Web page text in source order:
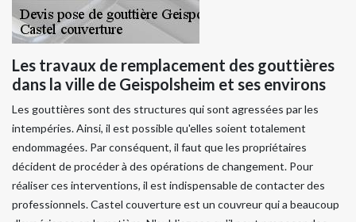
Les travaux de remplacement des gouttières
dans la ville de Geispolsheim et ses environs
Les gouttières sont des structures qui sont agressées par les
intempéries. Ainsi, il est possible qu'elles soient totalement
endommagées. Par conséquent, il faut que les propriétaires
décident de procéder à des opérations de changement. Pour
réaliser ces interventions, il est indispensable de contacter des
professionnels. Castel couverture est un couvreur qui a beaucoup